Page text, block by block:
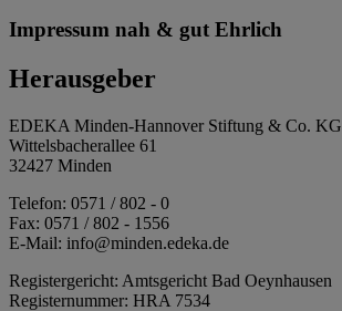
Impressum nah & gut Ehrlich
Herausgeber
EDEKA Minden-Hannover Stiftung & Co. KG
Wittelsbacherallee 61
32427 Minden
Telefon: 0571 / 802 - 0
Fax: 0571 / 802 - 1556
E-Mail: info@minden.edeka.de
Registergericht: Amtsgericht Bad Oeynhausen
Registernummer: HRA 7534